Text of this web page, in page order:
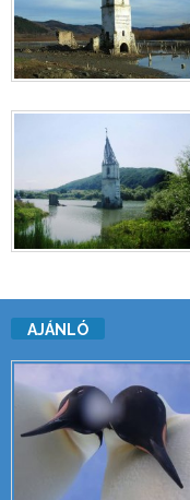
AJÁNLÓ